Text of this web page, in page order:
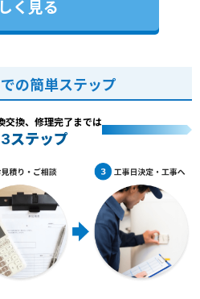
く見る
の簡単ステップ
交換、修理完了までは
3ステップ